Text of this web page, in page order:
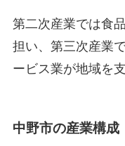
第二次産業では食
担い、第三次産業
ービス業が地域を
中野市の産業構成